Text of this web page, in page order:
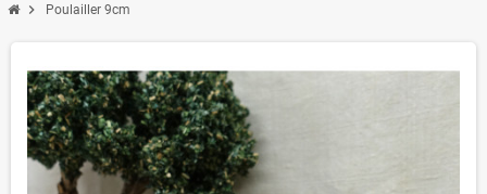
chevron_right Poulailler 9cm